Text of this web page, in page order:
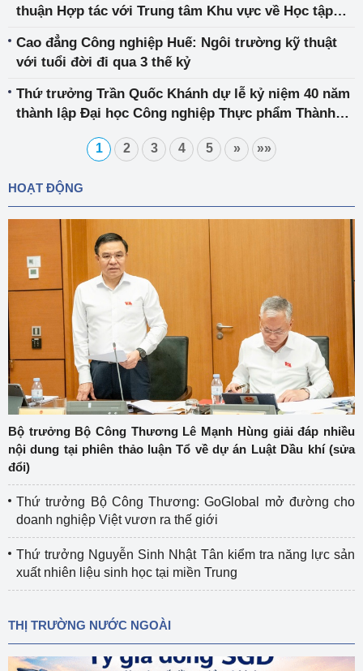
thuận Hợp tác với Trung tâm Khu vực về Học tập
Suốt đời của SEAMEO tại Việt Nam và Công ty Cổ
phần Nghiên cứu ứng dụng và Thực nghiệm công
nghệ REAP
Cao đẳng Công nghiệp Huế: Ngôi trường kỹ thuật
với tuổi đời đi qua 3 thế kỷ
Thứ trưởng Trần Quốc Khánh dự lễ kỷ niệm 40 năm
thành lập Đại học Công nghiệp Thực phẩm Thành
1 2 3 4 5 » »»
HOẠT ĐỘNG
Bộ trưởng Bộ Công Thương Lê Mạnh Hùng giải đáp nhiều
nội dung tại phiên thảo luận Tổ về dự án Luật Dầu khí (sửa
đổi)
Thứ trưởng Bộ Công Thương: GoGlobal mở đường cho
doanh nghiệp Việt vươn ra thế giới
Thứ trưởng Nguyễn Sinh Nhật Tân kiểm tra năng lực sản
xuất nhiên liệu sinh học tại miền Trung
THỊ TRƯỜNG NƯỚC NGOÀI